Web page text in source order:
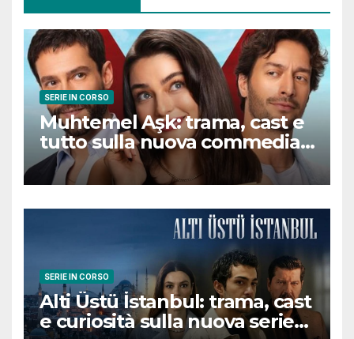
SERIE IN CORSO
Muhtemel Aşk: trama, cast e
tutto sulla nuova commedia
romantica turca che
conquisterà il pubblico
SERIE IN CORSO
Alti Üstü İstanbul: trama, cast
e curiosità sulla nuova serie